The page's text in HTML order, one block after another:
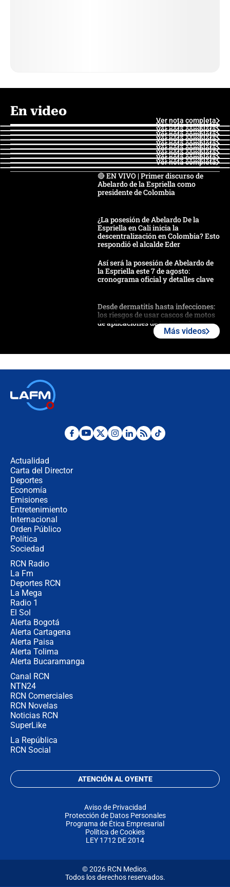
En video
Ver nota completa
Ver nota completa
Ver nota completa
Ver nota completa
Ver nota completa
Ver nota completa
Ver nota completa
Ver nota completa
Ver nota completa
Ver nota completa
🔴 EN VIVO | Primer discurso de
Abelardo de la Espriella como
presidente de Colombia
¿La posesión de Abelardo De la
Espriella en Cali inicia la
descentralización en Colombia? Esto
respondió el alcalde Eder
Así será la posesión de Abelardo de
la Espriella este 7 de agosto:
cronograma oficial y detalles clave
Desde dermatitis hasta infecciones:
los riesgos de usar cascos de motos
de aplicaciones de transporte
Posesión de Abelardo De La Espriella
Más videos
Actualidad
Carta del Director
Deportes
Economía
Emisiones
Entretenimiento
Internacional
Orden Público
Política
Sociedad
RCN Radio
La Fm
Deportes RCN
La Mega
Radio 1
El Sol
Alerta Bogotá
Alerta Cartagena
Alerta Paisa
Alerta Tolima
Alerta Bucaramanga
Canal RCN
NTN24
RCN Comerciales
RCN Novelas
Noticias RCN
SuperLike
La República
RCN Social
ATENCIÓN AL OYENTE
Aviso de Privacidad
Protección de Datos Personales
Programa de Ética Empresarial
Política de Cookies
LEY 1712 DE 2014
© 2026 RCN Medios.
Todos los derechos reservados.